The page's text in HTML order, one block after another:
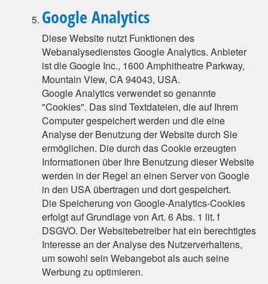
Google Analytics
Diese Website nutzt Funktionen des
Webanalysedienstes Google Analytics. Anbieter
ist die Google Inc., 1600 Amphitheatre Parkway,
Mountain View, CA 94043, USA.
Google Analytics verwendet so genannte
"Cookies". Das sind Textdateien, die auf Ihrem
Computer gespeichert werden und die eine
Analyse der Benutzung der Website durch Sie
ermöglichen. Die durch das Cookie erzeugten
Informationen über Ihre Benutzung dieser Website
werden in der Regel an einen Server von Google
in den USA übertragen und dort gespeichert.
Die Speicherung von Google-Analytics-Cookies
erfolgt auf Grundlage von Art. 6 Abs. 1 lit. f
DSGVO. Der Websitebetreiber hat ein berechtigtes
Interesse an der Analyse des Nutzerverhaltens,
um sowohl sein Webangebot als auch seine
Werbung zu optimieren.